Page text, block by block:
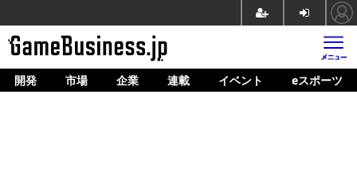
ホーム
開発 市場 企業 連載 イベント eスポーツ